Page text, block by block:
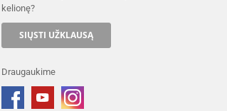
kelionę?
SIŲSTI UŽKLAUSĄ
Draugaukime